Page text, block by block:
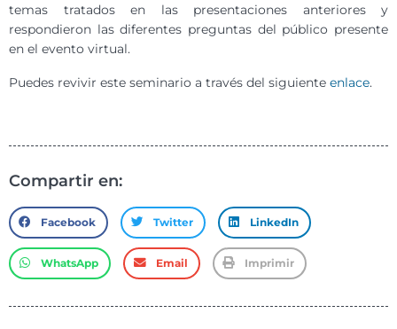
temas tratados en las presentaciones anteriores y
respondieron las diferentes preguntas del público presente
en el evento virtual.
Puedes revivir este seminario a través del siguiente enlace.
Compartir en:
Facebook Twitter LinkedIn
WhatsApp Email Imprimir